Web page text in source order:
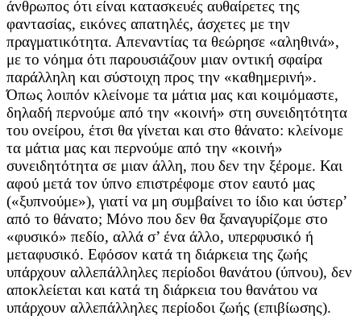
άνθρωπος ότι είναι κατασκευές αυθαίρετες της
φαντασίας, εικόνες απατηλές, άσχετες με την
πραγματικότητα. Απεναντίας τα θεώρησε «αληθινά»,
με το νόημα ότι παρουσιάζουν μιαν οντική σφαίρα
παράλληλη και σύστοιχη προς την «καθημερινή».
Όπως λοιπόν κλείνομε τα μάτια μας και κοιμόμαστε,
δηλαδή περνούμε από την «κοινή» στη συνειδητότητα
του ονείρου, έτσι θα γίνεται και στο θάνατο: κλείνομε
τα μάτια μας και περνούμε από την «κοινή»
συνειδητότητα σε μιαν άλλη, που δεν την ξέρομε. Και
αφού μετά τον ύπνο επιστρέφομε στον εαυτό μας
(«ξυπνούμε»), γιατί να μη συμβαίνει το ίδιο και ύστερ’
από το θάνατο; Μόνο που δεν θα ξαναγυρίζομε στο
«φυσικό» πεδίο, αλλά σ’ ένα άλλο, υπερφυσικό ή
μεταφυσικό. Εφόσον κατά τη διάρκεια της ζωής
υπάρχουν αλλεπάλληλες περίοδοι θανάτου (ύπνου), δεν
αποκλείεται και κατά τη διάρκεια του θανάτου να
υπάρχουν αλλεπάλληλες περίοδοι ζωής (επιβίωσης).